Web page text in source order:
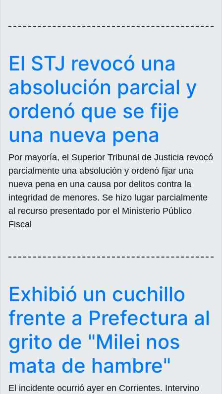
El STJ revocó una
absolución parcial y
ordenó que se fije
una nueva pena
Por mayoría, el Superior Tribunal de Justicia revocó
parcialmente una absolución y ordenó fijar una
nueva pena en una causa por delitos contra la
integridad de menores. Se hizo lugar parcialmente
al recurso presentado por el Ministerio Público
Fiscal
Exhibió un cuchillo
frente a Prefectura al
grito de "Milei nos
mata de hambre"
El incidente ocurrió ayer en Corrientes. Intervino